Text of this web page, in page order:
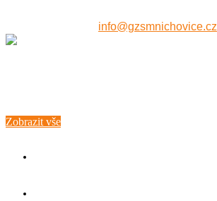
info@gzsmnichovice.cz
Zobrazit vše